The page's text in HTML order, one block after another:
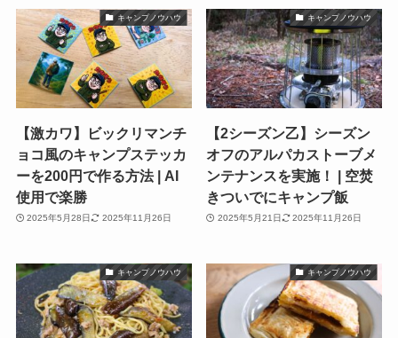
キャンプノウハウ
【激カワ】ビックリマンチ
ョコ風のキャンプステッカ
ーを200円で作る方法 | AI
使用で楽勝
2025年5月28日 2025年11月26日
キャンプノウハウ
【2シーズン乙】シーズン
オフのアルパカストーブメ
ンテナンスを実施！ | 空焚
きついでにキャンプ飯
2025年5月21日 2025年11月26日
キャンプノウハウ キャンプノウハウ